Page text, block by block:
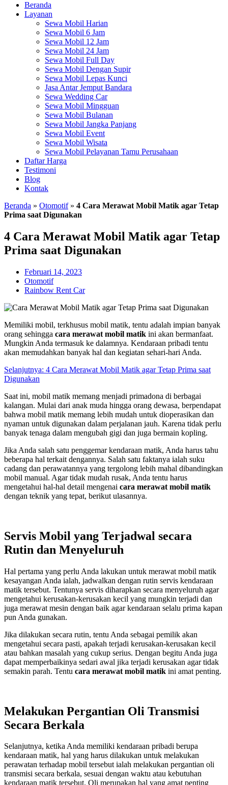
Beranda
Layanan
Sewa Mobil Harian
Sewa Mobil 6 Jam
Sewa Mobil 12 Jam
Sewa Mobil 24 Jam
Sewa Mobil Full Day
Sewa Mobil Dengan Supir
Sewa Mobil Lepas Kunci
Jasa Antar Jemput Bandara
Sewa Wedding Car
Sewa Mobil Mingguan
Sewa Mobil Bulanan
Sewa Mobil Jangka Panjang
Sewa Mobil Event
Sewa Mobil Wisata
Sewa Mobil Pelayanan Tamu Perusahaan
Daftar Harga
Testimoni
Blog
Kontak
Beranda » Otomotif» 4 Cara Merawat Mobil Matik agar Tetap
Prima saat Digunakan
4 Cara Merawat Mobil Matik agar Tetap
Prima saat Digunakan
Februari 14, 2023
Otomotif
Rainbow Rent Car
Memiliki mobil, terkhusus mobil matik, tentu adalah impian banyak
orang sehingga cara merawat mobil matik ini akan bermanfaat.
Mungkin Anda termasuk ke dalamnya. Kendaraan pribadi tentu
akan memudahkan banyak hal dan kegiatan sehari-hari Anda.
Selanjutnya: 4 Cara Merawat Mobil Matik agar Tetap Prima saat
Digunakan
Saat ini, mobil matik memang menjadi primadona di berbagai
kalangan. Mulai dari anak muda hingga orang dewasa, berpendapat
bahwa mobil matik memang lebih mudah untuk dioperasikan dan
nyaman untuk digunakan dalam perjalanan jauh. Karena tidak perlu
banyak tenaga dalam mengubah gigi dan juga bermain kopling.
Jika Anda salah satu penggemar kendaraan matik, Anda harus tahu
beberapa hal terkait dengannya. Salah satu faktanya ialah suku
cadang dan perawatannya yang tergolong lebih mahal dibandingkan
mobil manual. Agar tidak mudah rusak, Anda tentu harus
mengetahui hal-hal detail mengenai cara merawat mobil matik
dengan teknik yang tepat, berikut ulasannya.
Servis Mobil yang Terjadwal secara
Rutin dan Menyeluruh
Hal pertama yang perlu Anda lakukan untuk merawat mobil matik
kesayangan Anda ialah, jadwalkan dengan rutin servis kendaraan
matik tersebut. Tentunya servis diharapkan secara menyeluruh agar
mengetahui kerusakan-kerusakan kecil yang mungkin terjadi dan
juga merawat mesin dengan baik agar kendaraan selalu prima kapan
pun Anda gunakan.
Jika dilakukan secara rutin, tentu Anda sebagai pemilik akan
mengetahui secara pasti, apakah terjadi kerusakan-kerusakan kecil
atau bahkan masalah yang cukup serius. Dengan begitu Anda juga
dapat memperbaikinya sedari awal jika terjadi kerusakan agar tidak
semakin parah. Tentu cara merawat mobil matik ini amat penting.
Melakukan Pergantian Oli Transmisi
Secara Berkala
Selanjutnya, ketika Anda memiliki kendaraan pribadi berupa
kendaraan matik, hal yang harus dilakukan untuk melakukan
perawatan terhadap mobil tersebut ialah melakukan pergantian oli
transmisi secara berkala, sesuai dengan waktu atau kebutuhan
kendaraan matik tersebut. Oli merupakan hal yang amat penting